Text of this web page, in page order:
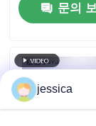
스트 속도
문의
jessica